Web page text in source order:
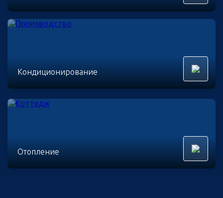
Кондиционирование
Отопление